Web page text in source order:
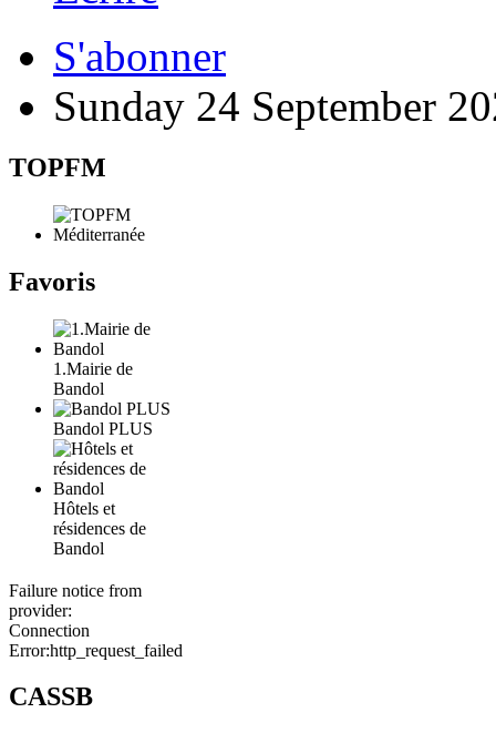
S'abonner
Sunday 24 September
TOPFM
Favoris
1.Mairie de
Bandol
Bandol PLUS
Hôtels et
résidences de
Bandol
Failure notice from
provider:
Connection
Error:http_request_failed
CASSB